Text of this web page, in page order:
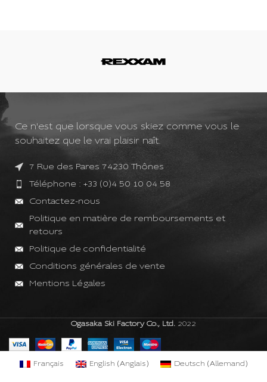
Ce n'est que lorsque vous skiez comme vous le
souhaitez que le vrai plaisir naît.
7 Rue des Pares 74230 Thônes
Téléphone : +33 (0)4 50 10 04 58
Contactez-nous
Politique en matière de remboursements et
retours
Politique de confidentialité
Conditions générales de vente
Mentions Légales
Ogasaka Ski Factory Co., Ltd. 2022
Français English (Anglais ) Deutsch (Allemand )